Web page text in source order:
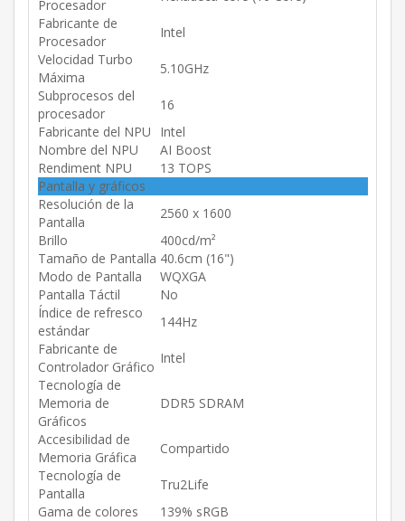
Procesador
Fabricante de
Procesador
Intel
Velocidad Turbo
Máxima
5.10GHz
Subprocesos del
procesador
16
Fabricante del NPU
Intel
Nombre del NPU
AI Boost
Rendiment NPU
13 TOPS
Pantalla y gráficos
Resolución de la
Pantalla
2560 x 1600
Brillo
400cd/m²
Tamaño de Pantalla 40.6cm (16")
Modo de Pantalla
WQXGA
Pantalla Táctil
No
Índice de refresco
estándar
144Hz
Fabricante de
Controlador Gráfico
Intel
Tecnología de
Memoria de
Gráficos
DDR5 SDRAM
Accesibilidad de
Memoria Gráfica
Compartido
Tecnología de
Pantalla
Tru2Life
Gama de colores
139% sRGB